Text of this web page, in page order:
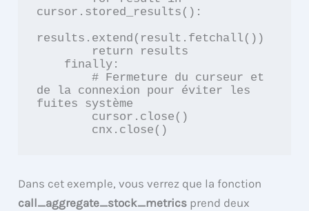
cursor.stored_results():
results.extend(result.fetchall())
        # Fermeture du curseur et
de la connexion pour éviter les
fuites système
Dans cet exemple, vous verrez que la fonction
call_aggregate_stock_metrics prend deux